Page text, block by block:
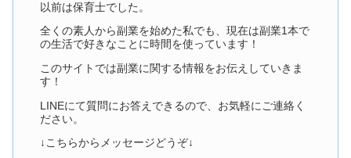
以前は保育士でした。
全くの素人から副業を始めた私でも、現在は副業1本で
の生活で好きなことに時間を使っています！
このサイトでは副業に関する情報をお伝えしていきま
す！
LINEにて質問にお答えできるので、お気軽にご連絡く
ださい。
↓こちらからメッセージどうぞ↓